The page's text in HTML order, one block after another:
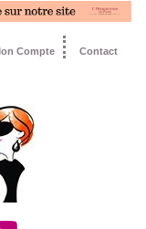
Contact
Compte